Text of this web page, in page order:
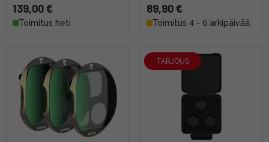
139,00 €
Toimitus heti
89,90 €
Toimitus 4 - 6 arkipäivää
TARJOUS